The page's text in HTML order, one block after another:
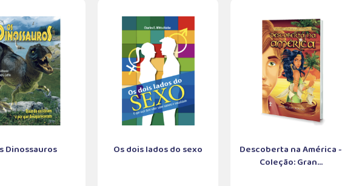
Dinossauros Os dois lados do sexo
Descoberta na América -
Coleção: Gran...